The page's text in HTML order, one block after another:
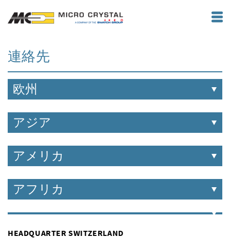
連絡先
欧州
アジア
アメリカ
アフリカ
HEADQUARTER SWITZERLAND